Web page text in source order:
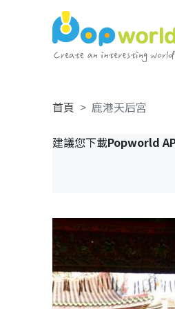
首頁 鹿港天后宮
建議您下載Popworld